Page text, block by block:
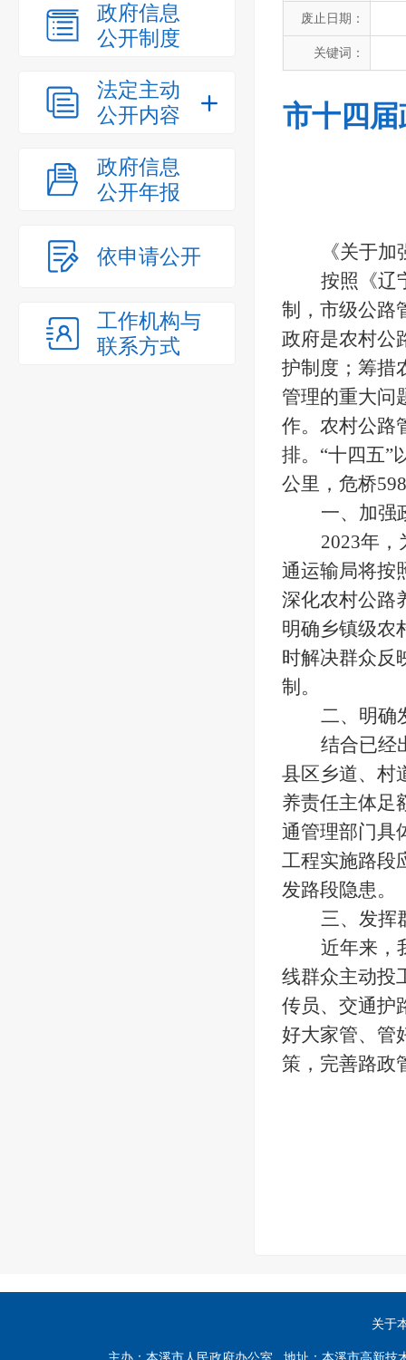
政府信息
公开制度
法定主动
公开内容
政府信息
公开年报
依申请公开
工作机构与
联系方式
废止日期：
关键词：
市十四
《关于
按照《辽
制，市级公路
政府是农村公
护制度；筹措
管理的重大问
作。农村公路
排。“十四五”
公里，危桥
一、加强
2023年
通运输局将按
深化农村公路
明确乡镇级农
时解决群众反
制。
二、明确
结合已经
县区乡道、村
养责任主体足
通管理部门具
工程实施路段
发路段隐患。
三、发挥
近年来，
线群众主动投
传员、交通护
好大家管、管
策，完善路政
关于